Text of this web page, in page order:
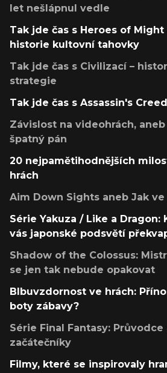
let nešlápnul vedle
Tak jde čas s Heroes of Might
historie kultovní tahovky
Tak jde čas s Civilizací –
strategie
Tak jde čas s Assassin's
Závislost na videohrách,
špatný pán
20 nejpamětihodnějších
hrách
Aim Down Sights aneb Jak
Série Yakuza / Like a Dragon:
vás japonské podsvětí
Shadow of the Colossus:
se jen tak nebude opakovat
Blbuvzdornost ve hrách:
boty zábavy?
Série Final Fantasy:
začátečníky
Filmy, které se inspirovaly